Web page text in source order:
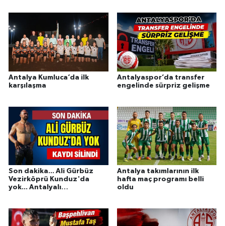
Antalya Kumluca’da ilk
karşılaşma
Antalyaspor’da transfer
engelinde sürpriz gelişme
Son dakika... Ali Gürbüz
Vezirköprü Kunduz'da
yok... Antalyalı
Antalya takımlarının ilk
hafta maç programı belli
oldu